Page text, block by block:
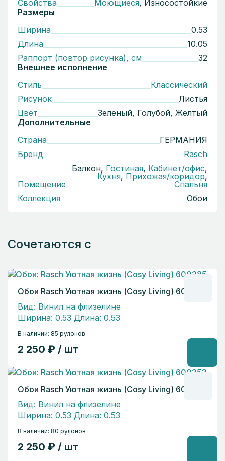
Свойства Моющиеся, Износостойкие
Размеры
Ширина
0.53
Длина
10.05
Раппорт (повтор рисунка), см
32
Внешнее исполнение
Стиль
Классический
Рисунок
Листья
Цвет
Зеленый, Голубой, Желтый
Дополнительные
Страна
ГЕРМАНИЯ
Бренд
Rasch
Помещение
Балкон, Гостиная, Кабинет/офис,
Кухня, Прихожая/коридор,
Спальня
Коллекция
Обои
Сочетаются с
Обои Rasch Уютная жизнь (Cosy Living) 600285
Вид: Винил на флизелине
Ширина: 0.53 Длина: 0.53
В наличии: 85 рулонов
2 250 ₽ / шт
Обои Rasch Уютная жизнь (Cosy Living) 600353
Вид: Винил на флизелине
Ширина: 0.53 Длина: 0.53
В наличии: 80 рулонов
2 250 ₽ / шт